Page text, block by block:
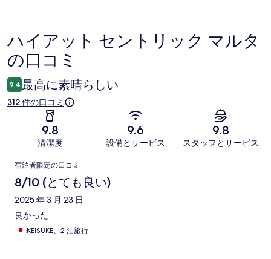
口
コ
ミ
ハイアット セントリック マルタ
の口コミ
9.4 最高に素晴らしい
312 件の口コミ
9.8
清潔度
9.6
設備とサービス
9.8
スタッフとサービス
口
コ
ミ
宿泊者限定の口コミ
8/10 (とても良い)
2025 年 3 月 23 日
良かった
KEISUKE、2 泊旅行